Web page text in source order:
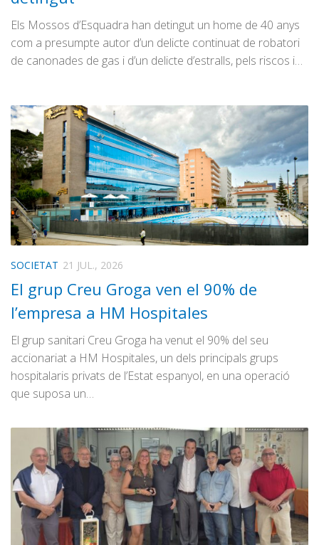
Els Mossos d’Esquadra han detingut un home de 40 anys
com a presumpte autor d’un delicte continuat de robatori
de canonades de gas i d’un delicte d’estralls, pels riscos i…
SOCIETAT 21 JUL., 2026
El grup Creu Groga ven el 90% de
l’empresa a HM Hospitales
El grup sanitari Creu Groga ha venut el 90% del seu
accionariat a HM Hospitales, un dels principals grups
hospitalaris privats de l’Estat espanyol, en una operació
que suposa un…